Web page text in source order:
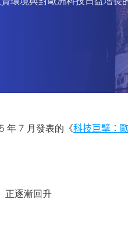
年 7 月發表的《科技巨擘：
正逐漸回升